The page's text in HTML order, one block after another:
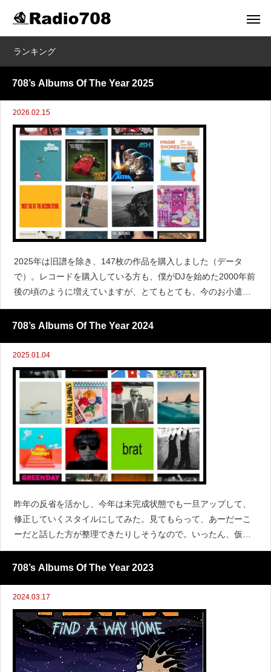
ランキング
708’s Albums Of The Year 2025
2026.02.15
2025年は旧譜を除き、147枚の作品を購入しました（データ
で）。レコードを購入している方も、僕がDJを始めた2000年前
後の頃のように増えていますが、とてもとても、今のお小遣い
と生活環境だとお金も場所もキャパ不足。最近はサブスクでDJ
が出来るソフトもあるようですが、地下でのDJが多いし、
708’s Albums Of The Year 2024
2025.01.04
昨年の反省を活かし、今年は未完成状態でも一旦アップして、
修正していくスタイルにしてみた。見てもらって、あーだーこ
ーだと話した方が整理できたりしそうなので。いったん、仮状
態でベスト３０とSpotifyセレクトをアップ。https://naoyayama
shita.com/diary/archiv
708’s Albums Of The Year 2023
2024.03.17